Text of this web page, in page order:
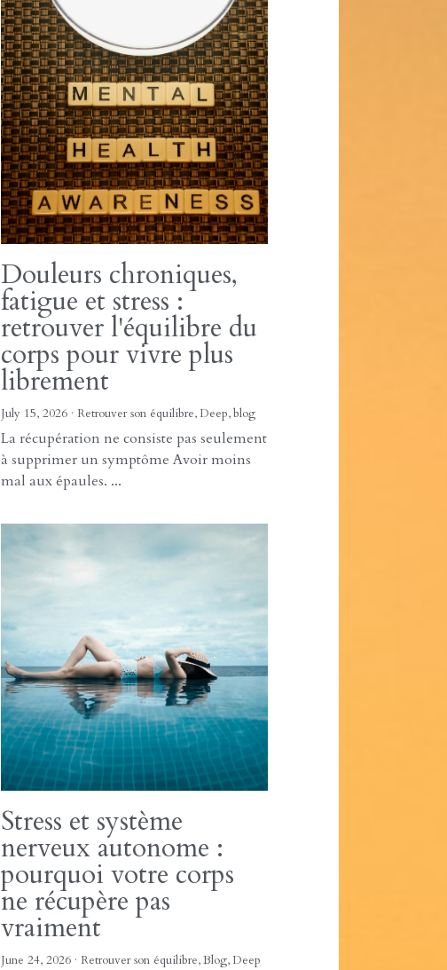
Douleurs chroniques,
fatigue et stress :
retrouver l'équilibre du
corps pour vivre plus
librement
15 juillet 2026· Retrouver son équilibre, Deep, blog
à supprimer un symptôme Avoir moins
mal aux épaules. ...